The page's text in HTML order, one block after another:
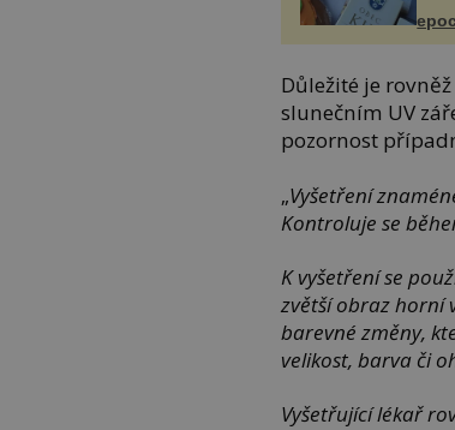
Důležité je
slunečním UV
pozornost
„Vyšetření
Kontroluje se
K vyšetření se
zvětší obraz horní
barevné změny,
velikost, barva či
Vyšetřující lékař